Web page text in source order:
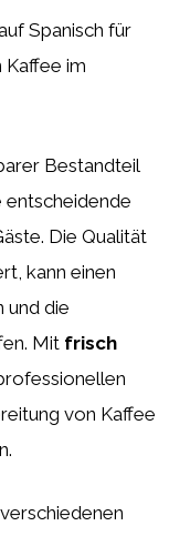
Spanisch für
im
Bestandteil
Die Qualität
kann einen
und die
Mit frisch
von Kaffee